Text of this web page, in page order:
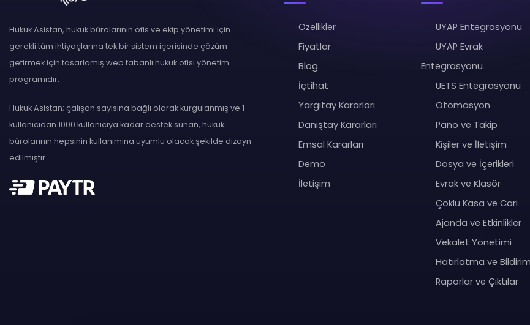
Hukuk Asistan, hukuk bürolarının ofis ve ekip yönetimi için
gerekli tüm ihtiyaçlarına tek bir sistem içerisinde çözüm
getirmek için tasarlamış web tabanlı hukuk ofisi yönetim
programıdır.
Hukuk Asistan; çalışan sayısına bağlı olarak kurgulanmış ve 1
kullanıcıdan 1000 kullanıcıya kadar destek sunan, hukuk
bürolarının hepsinin kullanımına uyumlu olacak şekilde dizayn
edilmiştir.
Özellikler
Fiyatlar
Blog
İçtihat
Yargıtay Kararları
Danıştay Kararları
Emsal Kararları
Demo
İletişim
UYAP Entegrasyonu
UYAP Evrak
Entegrasyonu
UETS Entegrasyonu
Otomasyon
Pano ve Takip
Kişiler ve İletişim
Dosya ve İçerikleri
Evrak ve Klasör
Çoklu Kasa ve Cari
Ajanda ve Etkinlikler
Vekalet Yönetimi
Hatırlatma ve Bildirim
Raporlar ve Çıktılar